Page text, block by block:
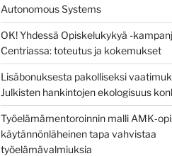
Autonomous Systems
OK! Yhdessä Opiskelukykyä -
Centriassa: toteutus ja kokemukset
Lisäbonuksesta pakolliseksi
Julkisten hankintojen ekologisuus
Työelämämentoroinnin malli
käytännönläheinen tapa vahvistaa
työelämävalmiuksia